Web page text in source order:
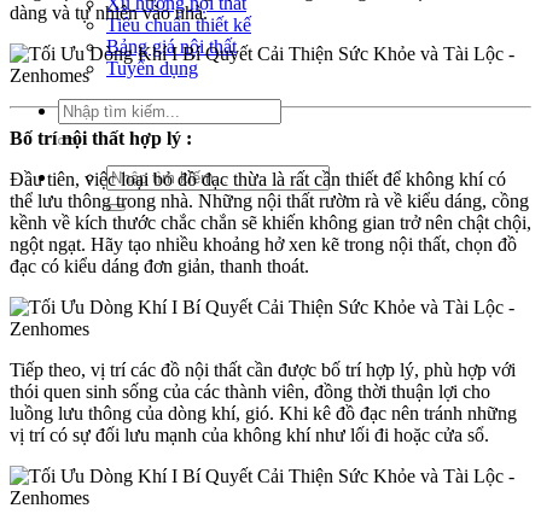
Tiêu chuẩn thiết kế
Bảng giá nội thất
Tuyển dụng
Tìm
kiếm:
Tìm
kiếm:
dàng và tự nhiên vào nhà.
Bố trí nội thất hợp lý :
Đầu tiên, việc loại bỏ đồ đạc thừa là rất cần thiết để không khí có
thể lưu thông trong nhà. Những nội thất rườm rà về kiểu dáng, cồng
kềnh về kích thước chắc chắn sẽ khiến không gian trở nên chật chội,
ngột ngạt. Hãy tạo nhiều khoảng hở xen kẽ trong nội thất, chọn đồ
đạc có kiểu dáng đơn giản, thanh thoát.
Tiếp theo, vị trí các đồ nội thất cần được bố trí hợp lý, phù hợp với
thói quen sinh sống của các thành viên, đồng thời thuận lợi cho
luồng lưu thông của dòng khí, gió. Khi kê đồ đạc nên tránh những
vị trí có sự đối lưu mạnh của không khí như lối đi hoặc cửa sổ.